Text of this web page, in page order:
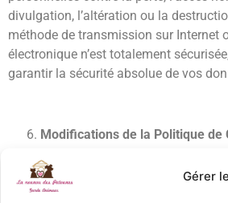
Gérer
divulgation, l’altération ou la
méthode de transmission sur Internet
électronique n’est totalement
garantir la sécurité absolue de vos
Modifications de la Politique de
de temps à autre pour refléter les
pratiques de confidentialité. Nous